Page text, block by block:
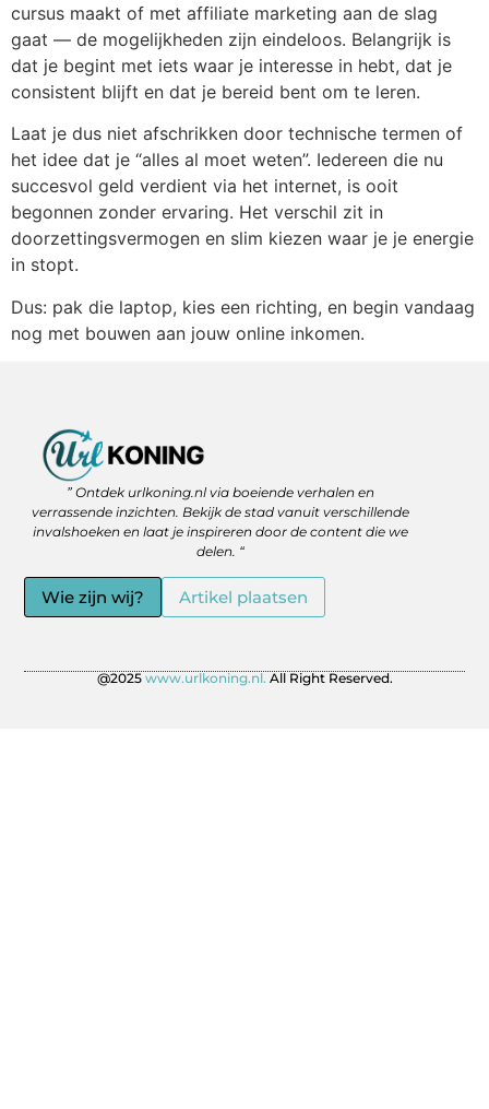
cursus maakt of met affiliate marketing aan de slag
gaat — de mogelijkheden zijn eindeloos. Belangrijk is
dat je begint met iets waar je interesse in hebt, dat je
consistent blijft en dat je bereid bent om te leren.
Laat je dus niet afschrikken door technische termen of
het idee dat je “alles al moet weten”. Iedereen die nu
succesvol geld verdient via het internet, is ooit
begonnen zonder ervaring. Het verschil zit in
doorzettingsvermogen en slim kiezen waar je je energie
in stopt.
Dus: pak die laptop, kies een richting, en begin vandaag
nog met bouwen aan jouw online inkomen.
” Ontdek urlkoning.nl via boeiende verhalen en
verrassende inzichten. Bekijk de stad vanuit verschillende
invalshoeken en laat je inspireren door de content die we
delen. “
Wie zijn wij? Artikel plaatsen
@2025 www.urlkoning.nl. All Right Reserved.